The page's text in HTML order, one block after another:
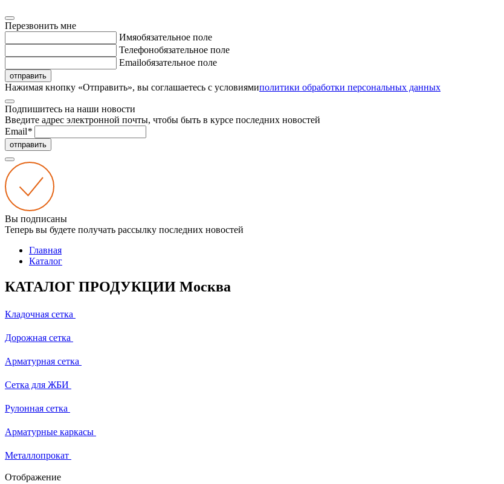
Перезвонить мне
Имяобязательное поле
Телефонобязательное поле
Emailобязательное поле
отправить
Нажимая кнопку «Отправить», вы соглашаетесь с условиямиполитики обработки персональных данных
Подпишитесь на наши новости
Введите адрес электронной почты, чтобы быть в курсе последних новостей
Email*
отправить
Вы подписаны
Теперь вы будете получать рассылку последних новостей
Главная
Каталог
КАТАЛОГ ПРОДУКЦИИ Москва
Кладочная сетка
Дорожная сетка
Арматурная сетка
Сетка для ЖБИ
Рулонная сетка
Арматурные каркасы
Металлопрокат
Отображение